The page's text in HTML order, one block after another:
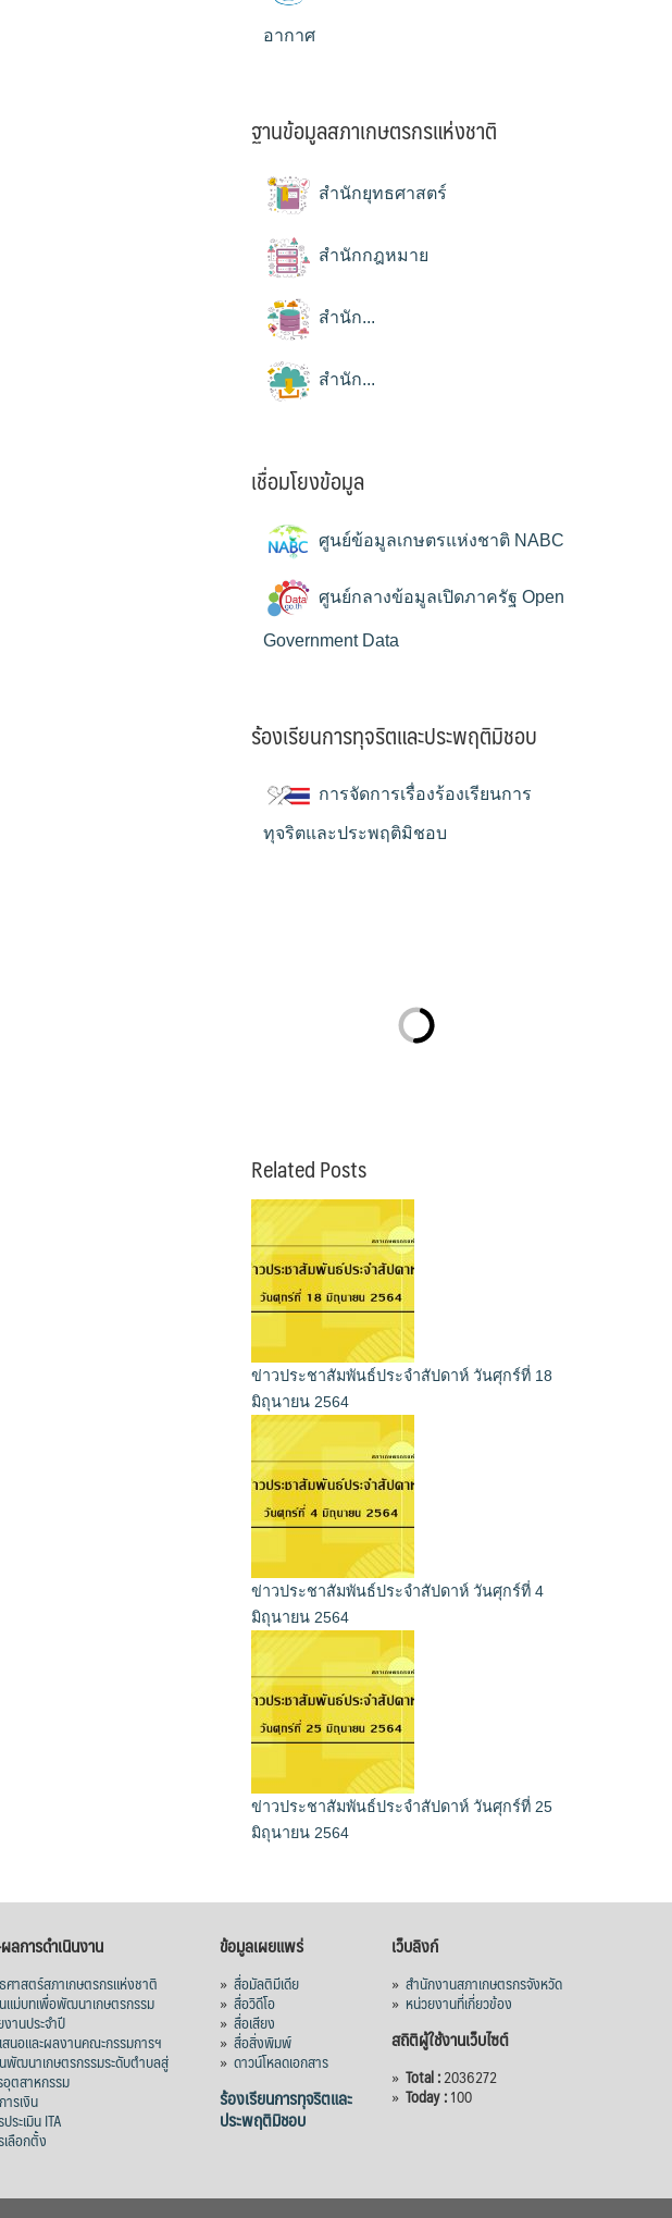
อากาศ
ฐานข้อมูลสภาเกษตรกรแห่งชาติ
สำนักยุทธศาสตร์
สำนักกฎหมาย
สำนัก...
สำนัก...
เชื่อมโยงข้อมูล
ศูนย์ข้อมูลเกษตรแห่งชาติ NABC
ศูนย์กลางข้อมูลเปิดภาครัฐ Open
Government Data
ร้องเรียนการทุจริตและประพฤติมิชอบ
การจัดการเรื่องร้องเรียนการ
ทุจริตและประพฤติมิชอบ
Related Posts
ข่าวประชาสัมพันธ์ประจำสัปดาห์ วันศุกร์ที่ 18
มิถุนายน 2564
ข่าวประชาสัมพันธ์ประจำสัปดาห์ วันศุกร์ที่ 4
มิถุนายน 2564
ข่าวประชาสัมพันธ์ประจำสัปดาห์ วันศุกร์ที่ 25
มิถุนายน 2564
ลการดำเนินงาน
ศาสตร์สภาเกษตรกรแห่งชาติ
แม่บทเพื่อพัฒนาเกษตรกรรม
านประจำปี
สนอและผลงานคณะกรรมการฯ
พัฒนาเกษตรกรรมระดับตำบลสู่
อุตสาหกรรม
รเงิน
ระเมิน ITA
ลือกตั้ง
ข้อมูลเผยแพร่
» สื่อมัลติมีเดีย
» สื่อวิดีโอ
» สื่อเสียง
» สื่อสิ่งพิมพ์
» ดาวน์โหลดเอกสาร
ร้องเรียนการทุจริตและ
ประพฤติมิชอบ
เว็บลิงก์
» สำนักงานสภาเกษตรกรจังหวัด
» หน่วยงานที่เกี่ยวข้อง
สถิติผู้ใช้งานเว็บไซต์
» Total :2036272
» Today :100